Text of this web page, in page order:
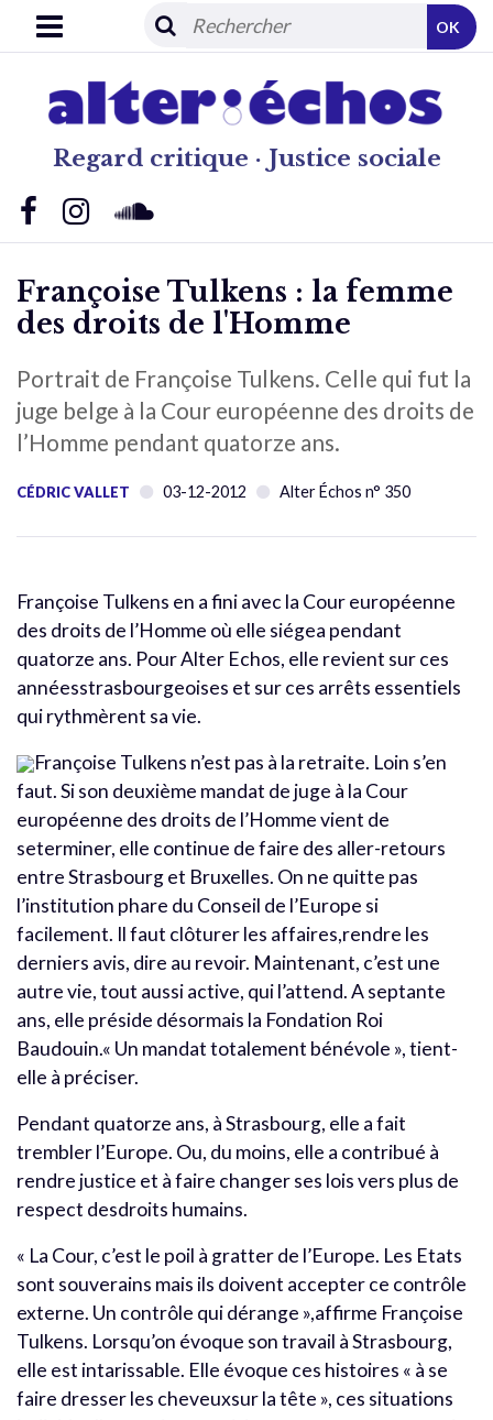
Regard critique · Justice sociale
OK
Françoise Tulkens : la femme
des droits de l'Homme
Portrait de Françoise Tulkens. Celle qui fut la
juge belge à la Cour européenne des droits de
l’Homme pendant quatorze ans.
CÉDRIC VALLET 03-12-2012 Alter Échos n° 350
Françoise Tulkens en a fini avec la Cour européenne
des droits de l’Homme où elle siégea pendant
quatorze ans. Pour Alter Echos, elle revient sur ces
annéesstrasbourgeoises et sur ces arrêts essentiels
qui rythmèrent sa vie.
Françoise Tulkens n’est pas à la retraite. Loin s’en
faut. Si son deuxième mandat de juge à la Cour
européenne des droits de l’Homme vient de
seterminer, elle continue de faire des aller-retours
entre Strasbourg et Bruxelles. On ne quitte pas
l’institution phare du Conseil de l’Europe si
facilement. Il faut clôturer les affaires,rendre les
derniers avis, dire au revoir. Maintenant, c’est une
autre vie, tout aussi active, qui l’attend. A septante
ans, elle préside désormais la Fondation Roi
Baudouin.« Un mandat totalement bénévole », tient-
elle à préciser.
Pendant quatorze ans, à Strasbourg, elle a fait
trembler l’Europe. Ou, du moins, elle a contribué à
rendre justice et à faire changer ses lois vers plus de
respect desdroits humains.
« La Cour, c’est le poil à gratter de l’Europe. Les Etats
sont souverains mais ils doivent accepter ce contrôle
externe. Un contrôle qui dérange »,affirme Françoise
Tulkens. Lorsqu’on évoque son travail à Strasbourg,
elle est intarissable. Elle évoque ces histoires « à se
faire dresser les cheveuxsur la tête », ces situations